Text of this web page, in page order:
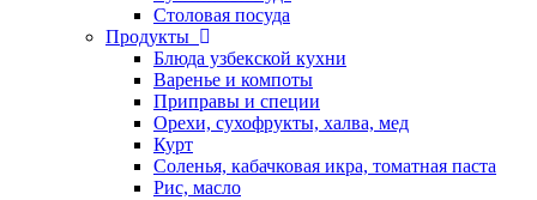
Столовая посуда
Продукты
Блюда узбекской кухни
Варенье и компоты
Приправы и специи
Орехи, сухофрукты, халва, мед
Курт
Соленья, кабачковая икра, томатная паста
Рис, масло